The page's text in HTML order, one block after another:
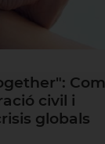
Com
civil i
globals